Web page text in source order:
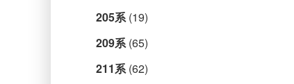
205系(19)
209系(65)
211系(62)